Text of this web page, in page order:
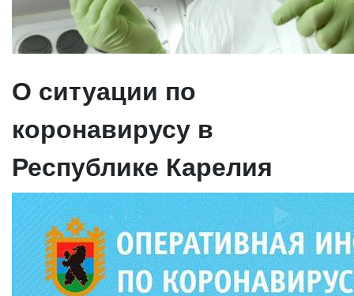
О ситуации по
коронавирусу в
Республике Карелия